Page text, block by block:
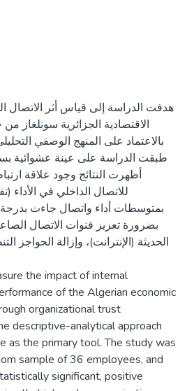
هدفت الدراسة إلى قياس أثر الاتصال
الاقتصادية الجزائرية سونلغاز من
بالاعتماد على المنهج الوصفي
أظهرت النتائج وجود علاقة
بمتوسطات أداء واتصال جاءت
بضرورة تعزيز قنوات الاتصال
الحديثة (الإنترانت)، وإزالة الحواجز
the impact of internal
of the Algerian economic
organizational trust
descriptive-analytical approach
as the primary tool. The study was
sample of 36 employees, and
significant, positive